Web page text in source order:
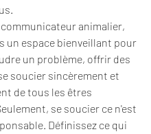
animalier,
un espace bienveillant pour
un problème, offrir des
soucier sincèrement et
de tous les êtres
se soucier ce n'est
Définissez ce qui